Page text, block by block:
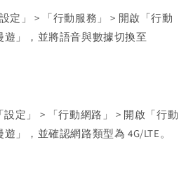
定」 > 「行動服務」 > 開啟「行動
遊」，並將語音與數據切換至
設定」 > 「行動網路」 > 開啟「行動
」，並確認網路類型為 4G/LTE。